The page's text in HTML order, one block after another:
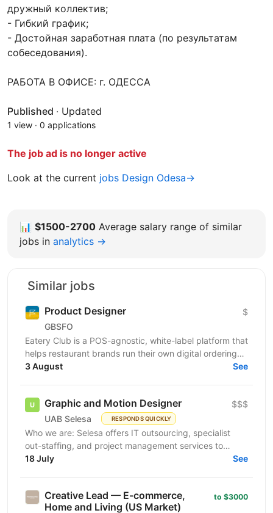
дружный коллектив;
- Гибкий график;
- Достойная заработная плата (по результатам
собеседования).
РАБОТА В ОФИСЕ: г. ОДЕССА
Published · Updated
1 view · 0 applications
The job ad is no longer active
Look at the current jobs Design Odesa→
📊 $1500-2700 Average salary range of similar
jobs in analytics →
Similar jobs
Product Designer
GBSFO
$
Eatery Club is a POS-agnostic, white-label platform that
helps restaurant brands run their own digital ordering
and guest engagement channels. Our products...
3 August See
Graphic and Motion Designer
UAB Selesa RESPONDS QUICKLY
$$$
Who we are: Selesa offers IT outsourcing, specialist
out-staffing, and project management services to
enhance business operations. We focus on providing...
18 July See
Creative Lead — E-commerce,
Home and Living (US Market)
to $3000